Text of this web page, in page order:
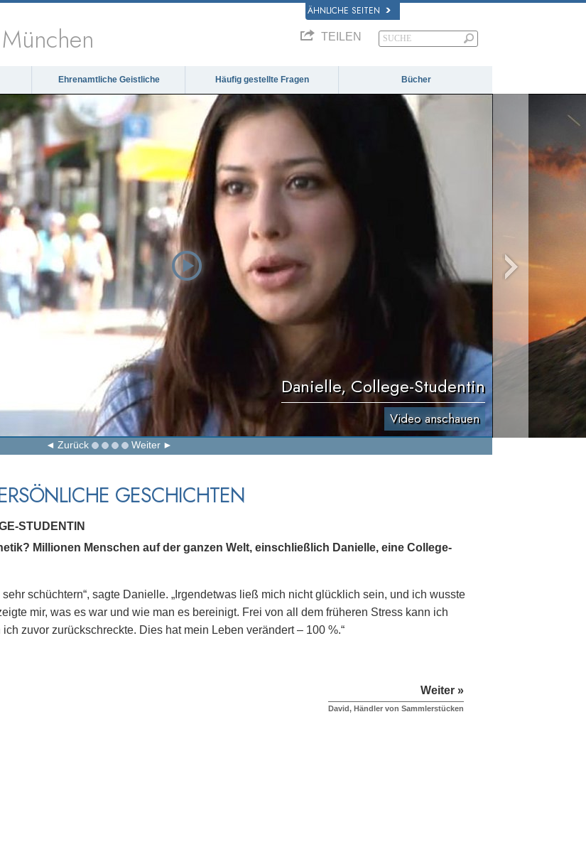
ÄHNLICHE SEITEN
München TEILEN
Ehrenamtliche Geistliche Häufig gestellte Fragen Bücher
Danielle, College-Studentin
Video anschauen
Zurück Weiter
GESCHICHTEN
STUDENTIN
Millionen Menschen auf der ganzen Welt, einschließlich Danielle, eine College-
sehr schüchtern“, sagte Danielle. „Irgendetwas ließ mich nicht glücklich sein, und ich wusste
mir, was es war und wie man es bereinigt. Frei von all dem früheren Stress kann ich
zuvor zurückschreckte. Dies hat mein Leben verändert – 100 %.“
Weiter »
David, Händler von Sammlerstücken